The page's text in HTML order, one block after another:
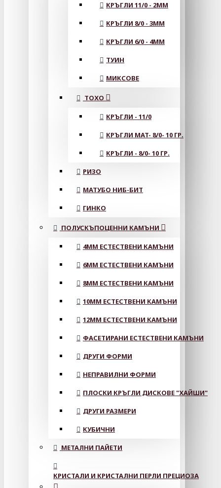
КРЪГЛИ 11/0 - 2MM
КРЪГЛИ 8/0 - 3MM
КРЪГЛИ 6/0 - 4MM
ТУИН
МИКСОВЕ
ТОХО
КРЪГЛИ - 11/0
КРЪГЛИ MAT- 8/0- 10 ГР.
КРЪГЛИ - 8/0- 10 ГР.
РИЗО
МАТУБО НИБ-БИТ
ГИНКО
ПОЛУСКЪПОЦЕННИ КАМЪНИ
4MM ЕСТЕСТВЕНИ КАМЪНИ
6MM ЕСТЕСТВЕНИ КАМЪНИ
8MM ЕСТЕСТВЕНИ КАМЪНИ
10MM ЕСТЕСТВЕНИ КАМЪНИ
12MM ЕСТЕСТВЕНИ КАМЪНИ
ФАСЕТИРАНИ ЕСТЕСТВЕНИ КАМЪНИ
ДРУГИ ФОРМИ
НЕПРАВИЛНИ ФОРМИ
ПЛОСКИ КРЪГЛИ ДИСКОВЕ "ХАЙШИ"
ДРУГИ РАЗМЕРИ
КУБИЧНИ
МЕТАЛНИ ПАЙЕТИ
КРИСТАЛИ И КРИСТАЛНИ ПЕРЛИ ПРЕЦИОЗА